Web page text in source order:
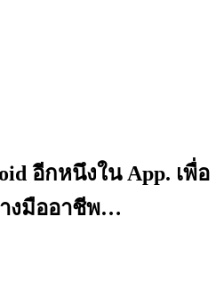
อีกหนึงใน App. เพื่อ
างมืออาชีพ…